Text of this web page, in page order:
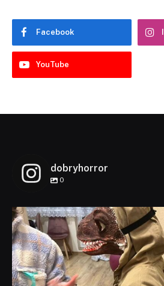
Facebook
YouTube
dobryhorror
0
dobryhorror
Lis 1